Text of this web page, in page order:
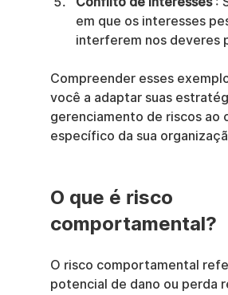
em que os interesses
interferem nos deveres
Compreender esses
você a adaptar suas
gerenciamento de riscos ao
específico da sua
O que é risco
comportamental?
O risco comportamental
potencial de dano ou perda